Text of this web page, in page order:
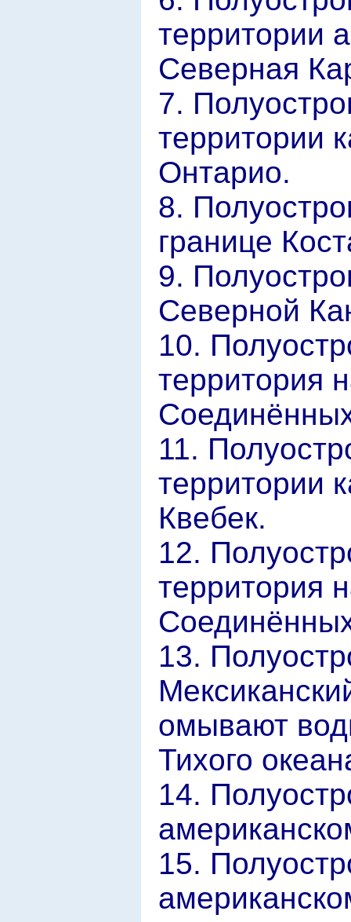
территории
Северная
7.
территории
Онтарио.
8.
границе
9.
Северной
10.
территория
11.
территории
Квебек.
12.
территория
13.
омывают
Тихого
14.
15.